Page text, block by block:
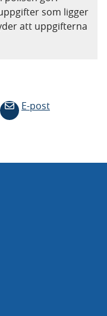
som ligger
att uppgifterna
E-post